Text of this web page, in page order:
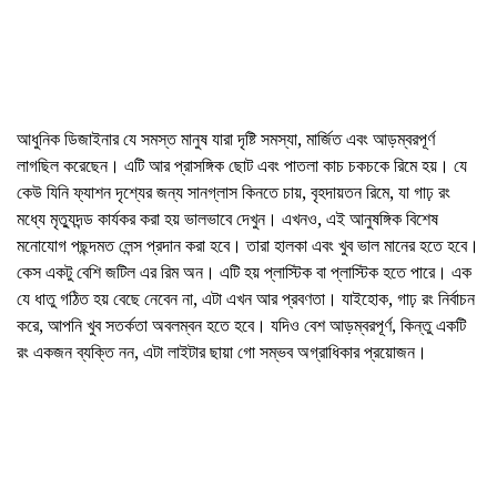
আধুনিক ডিজাইনার যে সমস্ত মানুষ যারা দৃষ্টি সমস্যা, মার্জিত এবং আড়ম্বরপূর্ণ
লাগছিল করেছেন। এটি আর প্রাসঙ্গিক ছোট এবং পাতলা কাচ চকচকে রিমে হয়। যে
কেউ যিনি ফ্যাশন দৃশ্যের জন্য সানগ্লাস কিনতে চায়, বৃহদায়তন রিমে, যা গাঢ় রং
মধ্যে মৃত্যুদন্ড কার্যকর করা হয় ভালভাবে দেখুন। এখনও, এই আনুষঙ্গিক বিশেষ
মনোযোগ পছন্দমত লেন্স প্রদান করা হবে। তারা হালকা এবং খুব ভাল মানের হতে হবে।
কেস একটু বেশি জটিল এর রিম অন। এটি হয় প্লাস্টিক বা প্লাস্টিক হতে পারে। এক
যে ধাতু গঠিত হয় বেছে নেবেন না, এটা এখন আর প্রবণতা। যাইহোক, গাঢ় রং নির্বাচন
করে, আপনি খুব সতর্কতা অবলম্বন হতে হবে। যদিও বেশ আড়ম্বরপূর্ণ, কিন্তু একটি
রং একজন ব্যক্তি নন, এটা লাইটার ছায়া গো সম্ভব অগ্রাধিকার প্রয়োজন।